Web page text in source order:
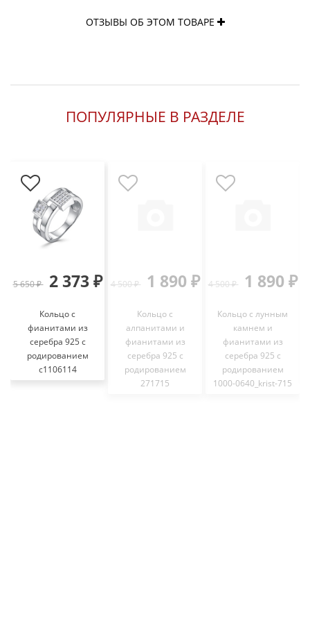
ОТЗЫВЫ ОБ ЭТОМ ТОВАРЕ
ПОПУЛЯРНЫЕ В РАЗДЕЛЕ
5 650 ₽ 2 373 ₽
Кольцо с
фианитами из
серебра 925 с
родированием
с1106114
4 500 ₽ 1 890 ₽
Кольцо с
алпанитами и
фианитами из
серебра 925 с
родированием
271715
4 500 ₽ 1 890 ₽
Кольцо с лунным
камнем и
фианитами из
серебра 925 с
родированием
1000-0640_krist-715